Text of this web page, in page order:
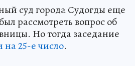
суд города Судогды еще
рассмотреть вопрос об
Но тогда заседание
25-е число.